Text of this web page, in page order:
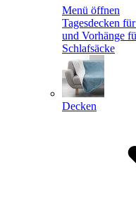
Menü öffnen
Tagesdecken
und Vorhänge
Schlafsäcke
Decken